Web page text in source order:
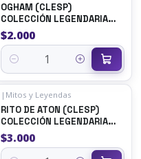
OGHAM (CLESP)
COLECCIÓN LEGENDARIA
SECRETA
$2.000
Quantity
| Mitos y Leyendas
RITO DE ATON (CLESP)
COLECCIÓN LEGENDARIA
$3.000